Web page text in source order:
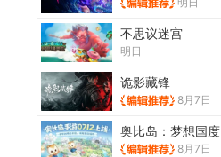
不思议迷宫
明日
诡影藏锋
8月7日
奥比岛：梦想国度
8月7日